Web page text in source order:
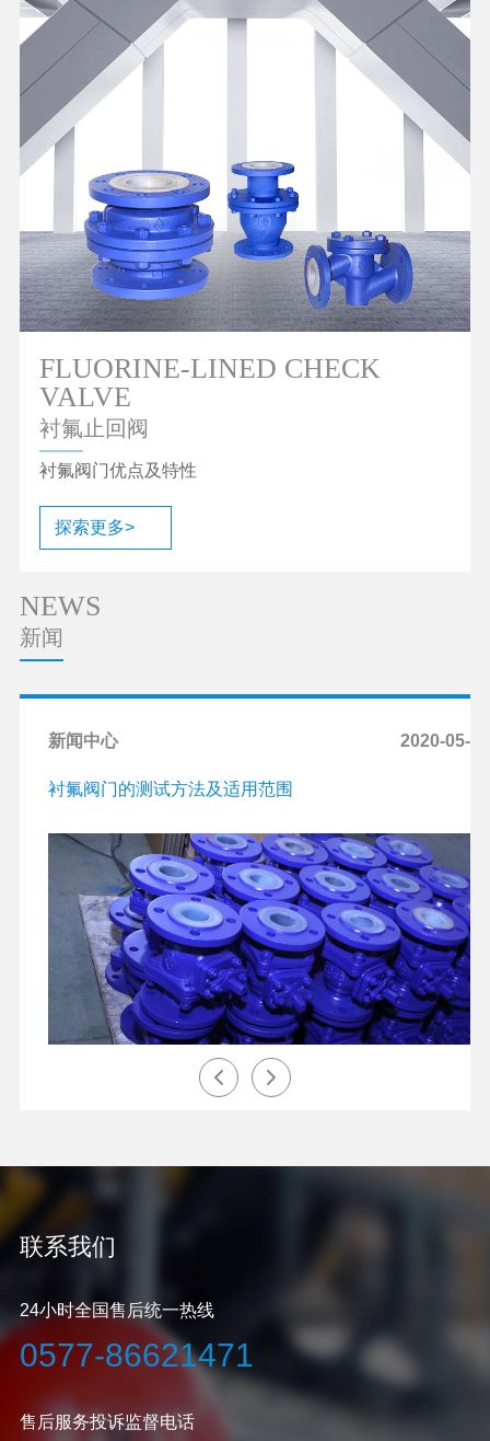
FLUORINE-LINED CHECK
VALVE
衬氟止回阀
衬氟阀门优点及特性
探索更多>
NEWS
新闻
2020-05-
新闻中心
衬氟阀门的测试方法及适用范围
联系我们
24小时全国售后统一热线
0577-86621471
售后服务投诉监督电话